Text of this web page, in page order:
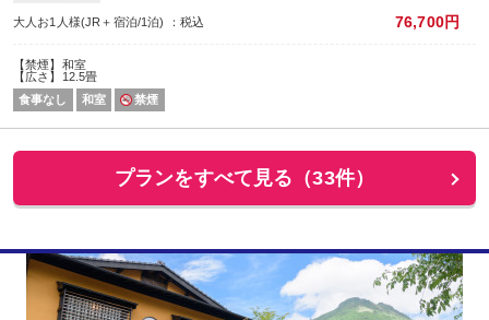
大人お1人様(JR＋宿泊/1泊) ：税込 76,700円
【禁煙】和室
【広さ】12.5畳
食事なし
和室 禁煙
プランをすべて見る（33件）